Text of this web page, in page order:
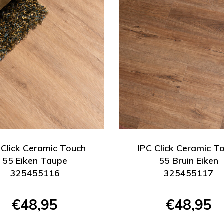
Ceramic Touch
55 Eiken Taupe
325455116
€48,95
IPC Click Ceramic
55 Bruin Eiken
325455117
€48,95